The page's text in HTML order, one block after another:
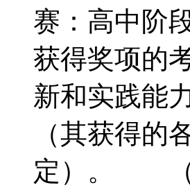
赛：高中阶
获得奖项的
新和实践能
（其获得的
定）。 （5